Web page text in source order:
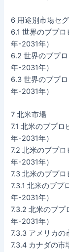
6 用途別市場セ
6.1 世界のブプ
年-2031年）
6.2 世界のブプ
年-2031年）
6.3 世界のブプ
年-2031年）
7 北米市場
7.1 北米のブプ
年-2031年）
7.2 北米のブプ
年-2031年）
7.3 北米のブプ
7.3.1 北米のブプ
年-2031年）
7.3.2 北米のブ
年-2031年）
7.3.3 アメリカの
7.3.4 カナダの市